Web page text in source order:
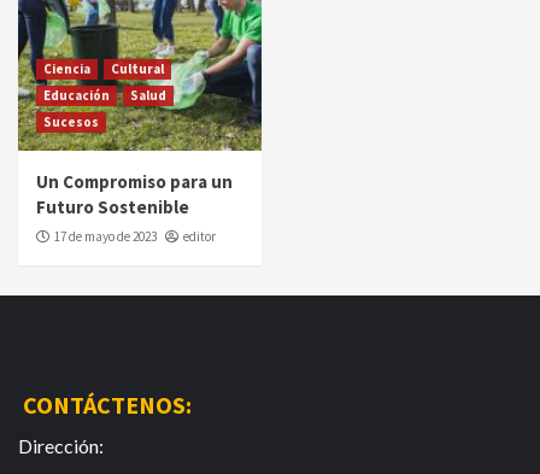
Ciencia
Cultural
Educación
Salud
Sucesos
Un Compromiso para un
Futuro Sostenible
17 de mayo de 2023 editor
CONTÁCTENOS:
Dirección: